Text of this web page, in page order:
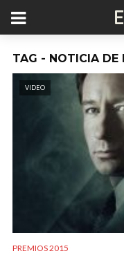
TAG - NOTICIA DE
VIDEO
PREMIOS 2015